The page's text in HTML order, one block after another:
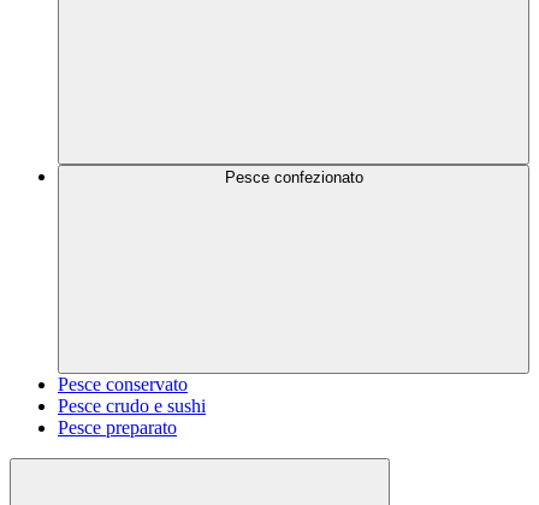
Pesce confezionato
Pesce conservato
Pesce crudo e sushi
Pesce preparato